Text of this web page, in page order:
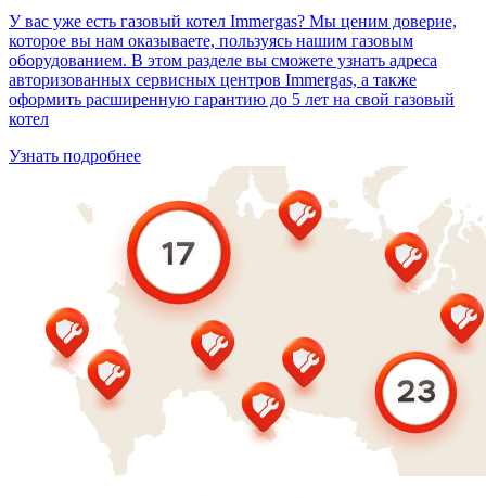
У вас уже есть газовый котел Immergas? Мы ценим доверие,
которое вы нам оказываете, пользуясь нашим газовым
оборудованием. В этом разделе вы сможете узнать адреса
авторизованных сервисных центров Immergas, а также
оформить расширенную гарантию до 5 лет на свой газовый
котел
Узнать подробнее